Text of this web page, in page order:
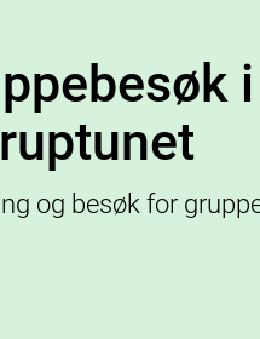
i
og besøk for